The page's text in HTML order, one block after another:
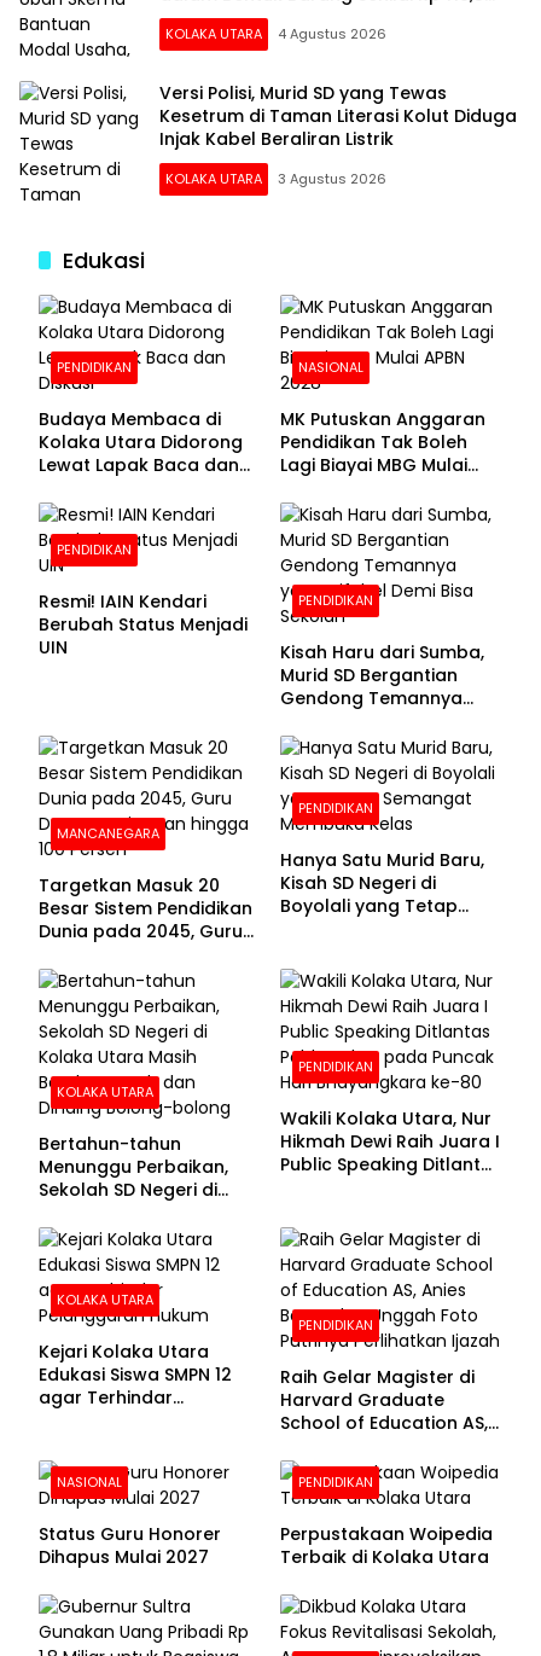
Juta
KOLAKA UTARA 4 Agustus 2026
Versi Polisi, Murid SD yang Tewas
Kesetrum di Taman Literasi Kolut Diduga
Injak Kabel Beraliran Listrik
KOLAKA UTARA 3 Agustus 2026
Edukasi
PENDIDIKAN
Budaya Membaca di
Kolaka Utara Didorong
Lewat Lapak Baca dan
NASIONAL
MK Putuskan Anggaran
Pendidikan Tak Boleh
Lagi Biayai MBG Mulai
PENDIDIKAN
Resmi! IAIN Kendari
Berubah Status Menjadi
UIN
PENDIDIKAN
Kisah Haru dari Sumba,
Murid SD Bergantian
Gendong Temannya
Sekolah
MANCANEGARA
Targetkan Masuk 20
Besar Sistem Pendidikan
Dunia pada 2045, Guru
100 Persen
PENDIDIKAN
Hanya Satu Murid Baru,
Kisah SD Negeri di
Boyolali yang Tetap
KOLAKA UTARA
Bertahun-tahun
Menunggu Perbaikan,
Sekolah SD Negeri di
Beralas Tanah dan
Dinding Bolong-bolong
PENDIDIKAN
Wakili Kolaka Utara, Nur
Hikmah Dewi Raih Juara I
Public Speaking Ditlantas
Bhayangkara ke-80
KOLAKA UTARA
Kejari Kolaka Utara
Edukasi Siswa SMPN 12
agar Terhindar
PENDIDIKAN
Raih Gelar Magister di
Harvard Graduate
School of Education AS,
Foto Putrinya Perlihatkan
Ijazah
NASIONAL
Status Guru Honorer
Dihapus Mulai 2027
PENDIDIKAN
Perpustakaan Woipedia
Terbaik di Kolaka Utara